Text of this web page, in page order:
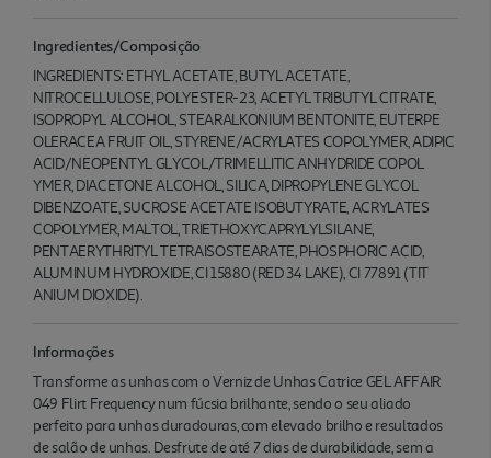
Ingredientes/Composição
INGREDIENTS: ETHYL ACETATE, BUTYL ACETATE,
NITROCELLULOSE, POLYESTER-23, ACETYL TRIBUTYL CITRATE,
ISOPROPYL ALCOHOL, STEARALKONIUM BENTONITE, EUTERPE
OLERACEA FRUIT OIL, STYRENE/ACRYLATES COPOLYMER, ADIPIC
ACID/NEOPENTYL GLYCOL/TRIMELLITIC ANHYDRIDE COPOL
YMER, DIACETONE ALCOHOL, SILICA, DIPROPYLENE GLYCOL
DIBENZOATE, SUCROSE ACETATE ISOBUTYRATE, ACRYLATES
COPOLYMER, MALTOL, TRIETHOXYCAPRYLYLSILANE,
PENTAERYTHRITYL TETRAISOSTEARATE, PHOSPHORIC ACID,
ALUMINUM HYDROXIDE, CI 15880 (RED 34 LAKE), CI 77891 (TIT
ANIUM DIOXIDE).
Informações
Transforme as unhas com o Verniz de Unhas Catrice GEL AFFAIR
049 Flirt Frequency num fúcsia brilhante, sendo o seu aliado
perfeito para unhas duradouras, com elevado brilho e resultados
de salão de unhas. Desfrute de até 7 dias de durabilidade, sem a